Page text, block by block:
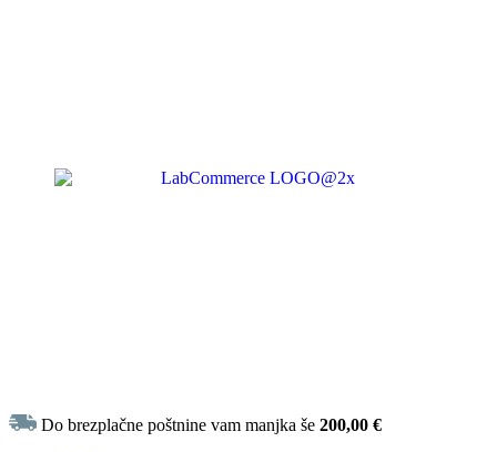
Do brezplačne poštnine vam manjka še200,00€